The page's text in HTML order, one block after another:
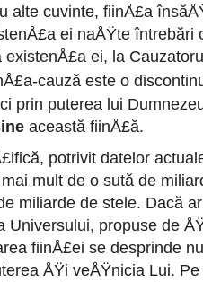
alte cuvinte, fiinÅ£a
ei naÅŸte întrebări
ei, la
cauză este o
prin puterea lui
această fiinÅ£ă.
potrivit datelor
mult de o sută de
miliarde de stele. Dacă
Universului, propuse de
fiinÅ£ei se desprinde
ÅŸi veÅŸnicia Lui.